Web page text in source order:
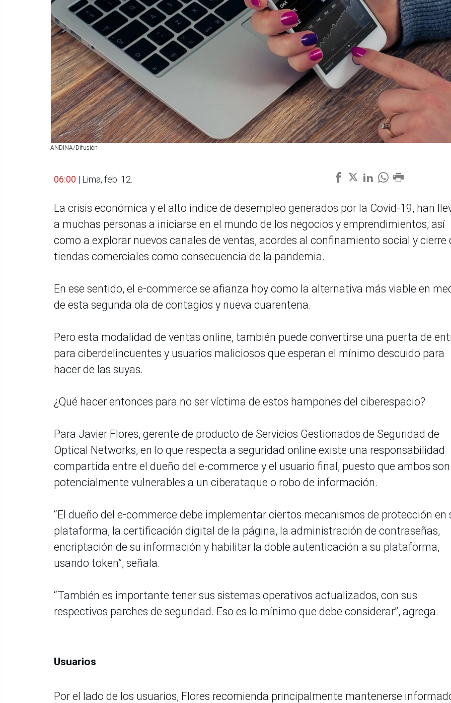
ANDINA/Difusión
06:00 | Lima, feb. 12.
La crisis económica y el alto índice de desempleo generados por la Covid-19, han
a muchas personas a iniciarse en el mundo de los negocios y emprendimientos, así
como a explorar nuevos canales de ventas, acordes al confinamiento social y cierre
tiendas comerciales como consecuencia de la pandemia.
En ese sentido, el e-commerce se afianza hoy como la alternativa más viable en
de esta segunda ola de contagios y nueva cuarentena.
Pero esta modalidad de ventas online, también puede convertirse una puerta de
para ciberdelincuentes y usuarios maliciosos que esperan el mínimo descuido para
hacer de las suyas.
¿Qué hacer entonces para no ser víctima de estos hampones del ciberespacio?
Para Javier Flores, gerente de producto de Servicios Gestionados de Seguridad de
Optical Networks, en lo que respecta a seguridad online existe una responsabilidad
compartida entre el dueño del e-commerce y el usuario final, puesto que ambos son
potencialmente vulnerables a un ciberataque o robo de información.
“El dueño del e-commerce debe implementar ciertos mecanismos de protección en
plataforma, la certificación digital de la página, la administración de contraseñas,
encriptación de su información y habilitar la doble autenticación a su plataforma,
usando token”, señala.
“También es importante tener sus sistemas operativos actualizados, con sus
respectivos parches de seguridad. Eso es lo mínimo que debe considerar”, agrega.
Usuarios
Por el lado de los usuarios, Flores recomienda principalmente mantenerse